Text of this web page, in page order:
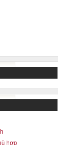
hợp